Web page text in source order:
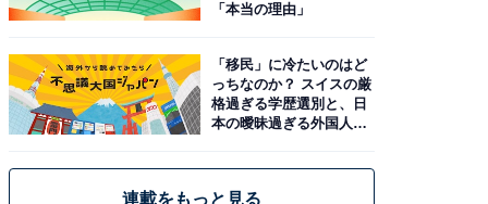
「本当の理由」
「移民」に冷たいのはど
っちなのか？ スイスの厳
格過ぎる学歴選別と、日
本の曖昧過ぎる外国人政
連載をもっと見る